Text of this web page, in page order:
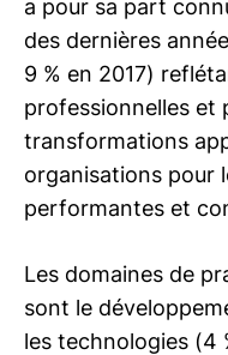
a pour sa part
des dernières
9 % en 2017)
professionnelles et
transformations
organisations pour
performantes et
Les domaines de
sont le
les technologies (4